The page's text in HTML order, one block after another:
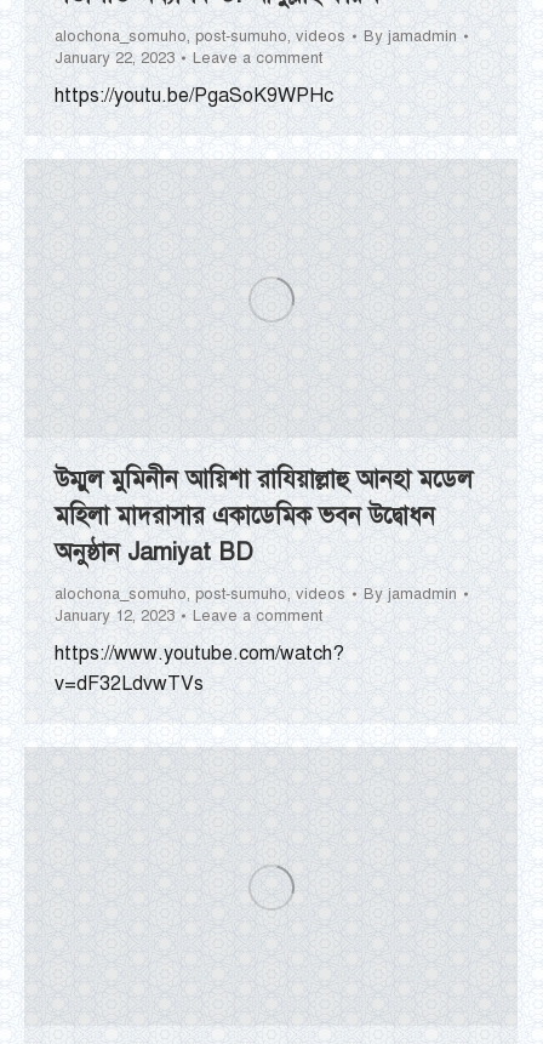
alochona_somuho, post-sumuho, videos By jamadmin
January 22, 2023
Leave a comment
https://youtu.be/PgaSoK9WPHc
উম্মুল মুমিনীন আয়িশা রাযিয়াল্লাহু আনহা মডেল
মহিলা মাদরাসার একাডেমিক ভবন উদ্বোধন
অনুষ্ঠান Jamiyat BD
alochona_somuho, post-sumuho, videos By jamadmin
January 12, 2023
Leave a comment
https://www.youtube.com/watch?
v=dF32LdvwTVs